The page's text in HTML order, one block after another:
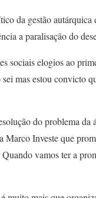
da gestão
a paralisação do
sociais elogios ao
mas estou convicto
do problema da
Marco Investe que
vamos ter a